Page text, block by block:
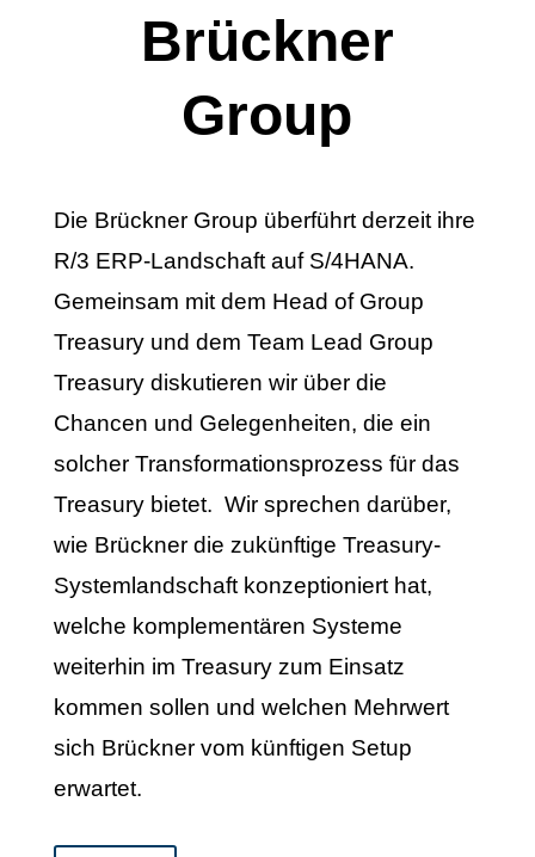
Brückner
Group
Die Brückner Group überführt derzeit ihre
R/3 ERP-Landschaft auf S/4HANA.
Gemeinsam mit dem Head of Group
Treasury und dem Team Lead Group
Treasury diskutieren wir über die
Chancen und Gelegenheiten, die ein
solcher Transformationsprozess für das
Treasury bietet. Wir sprechen darüber,
wie Brückner die zukünftige Treasury-
Systemlandschaft konzeptioniert hat,
welche komplementären Systeme
weiterhin im Treasury zum Einsatz
kommen sollen und welchen Mehrwert
sich Brückner vom künftigen Setup
erwartet.